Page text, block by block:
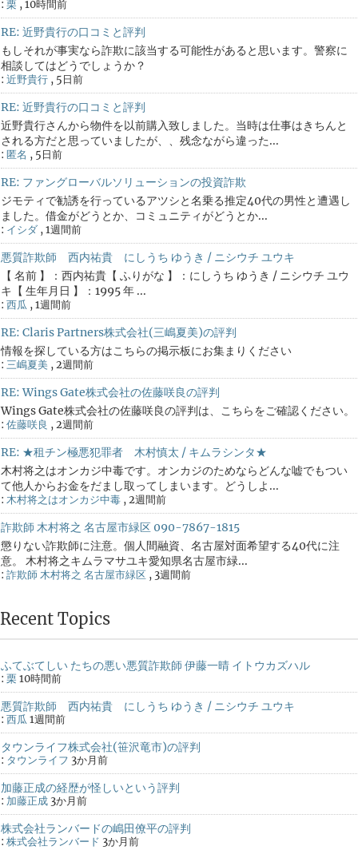
: 栗 ,10時間前
RE: 近野貴行の口コミと評判
もしそれが事実なら詐欺に該当する可能性があると思います。警察に
相談してはどうでしょうか？
: 近野貴行 , 5日前
RE: 近野貴行の口コミと評判
近野貴行さんから物件を以前購入致しました。当時は仕事はきちんと
される方だと思っていましたが、、残念ながら違った...
: 匿名 , 5日前
RE: ファングローバルソリューションの投資詐欺
ジモティで勧誘を行っているアツシと名乗る推定40代の男性と遭遇し
ました。借金がどうとか、コミュニティがどうとか...
: イシダ ,1週間前
悪質詐欺師 西内祐貴 にしうち ゆうき / ニシウチ ユウキ
【 名前 】：西内祐貴【 ふりがな 】：にしうち ゆうき / ニシウチ ユウ
キ【 生年月日 】：1995 年 ...
: 西瓜 ,1週間前
RE: Claris Partners株式会社(三嶋夏美)の評判
情報を探している方はこちらの掲示板にお集まりください
: 三嶋夏美 ,2週間前
RE: Wings Gate株式会社の佐藤咲良の評判
Wings Gate株式会社の佐藤咲良の評判は、こちらをご確認ください。
: 佐藤咲良 ,2週間前
RE: ★租チン極悪犯罪者 木村慎太 / キムラシンタ★
木村将之はオンカジ中毒です。オンカジのためならどんな嘘でもつい
て他人からお金をだまし取ってしまいます。どうしよ...
: 木村将之はオンカジ中毒 ,2週間前
詐欺師 木村将之 名古屋市緑区 090-7867-1815
懲りない詐欺師に注意。個人間融資、名古屋対面希望する40代に注
意。 木村将之キムラマサユキ愛知県名古屋市緑...
: 詐欺師 木村将之 名古屋市緑区 , 3週間前
Recent Topics
ふてぶてしい たちの悪い悪質詐欺師 伊藤一晴 イトウカズハル
: 栗 10時間前
悪質詐欺師 西内祐貴 にしうち ゆうき / ニシウチ ユウキ
: 西瓜 1週間前
タウンライフ株式会社(笹沢竜市)の評判
: タウンライフ 3か月前
加藤正成の経歴が怪しいという評判
: 加藤正成 3か月前
株式会社ランバードの嶋田僚平の評判
: 株式会社ランバード 3か月前